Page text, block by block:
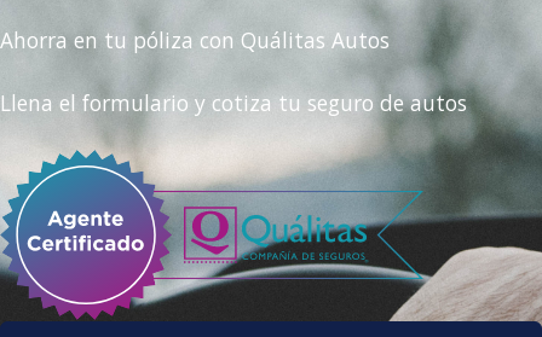
Ahorra en tu póliza con Quálitas Autos
Llena el formulario y cotiza tu seguro de autos